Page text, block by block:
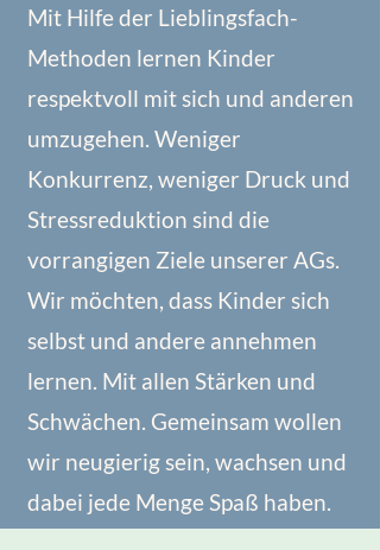
Mit Hilfe der Lieblingsfach-
Methoden lernen Kinder
respektvoll mit sich und anderen
umzugehen. Weniger
Konkurrenz, weniger Druck und
Stressreduktion sind die
vorrangigen Ziele unserer AGs.
Wir möchten, dass Kinder sich
selbst und andere annehmen
lernen. Mit allen Stärken und
Schwächen. Gemeinsam wollen
wir neugierig sein, wachsen und
dabei jede Menge Spaß haben.